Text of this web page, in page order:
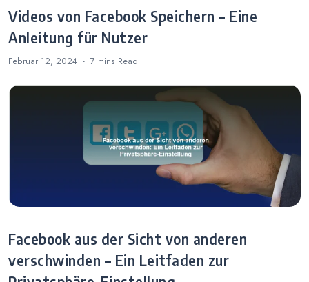
Videos von Facebook Speichern – Eine
Anleitung für Nutzer
Februar 12, 2024 7 mins Read
Facebook aus der Sicht von anderen
verschwinden – Ein Leitfaden zur